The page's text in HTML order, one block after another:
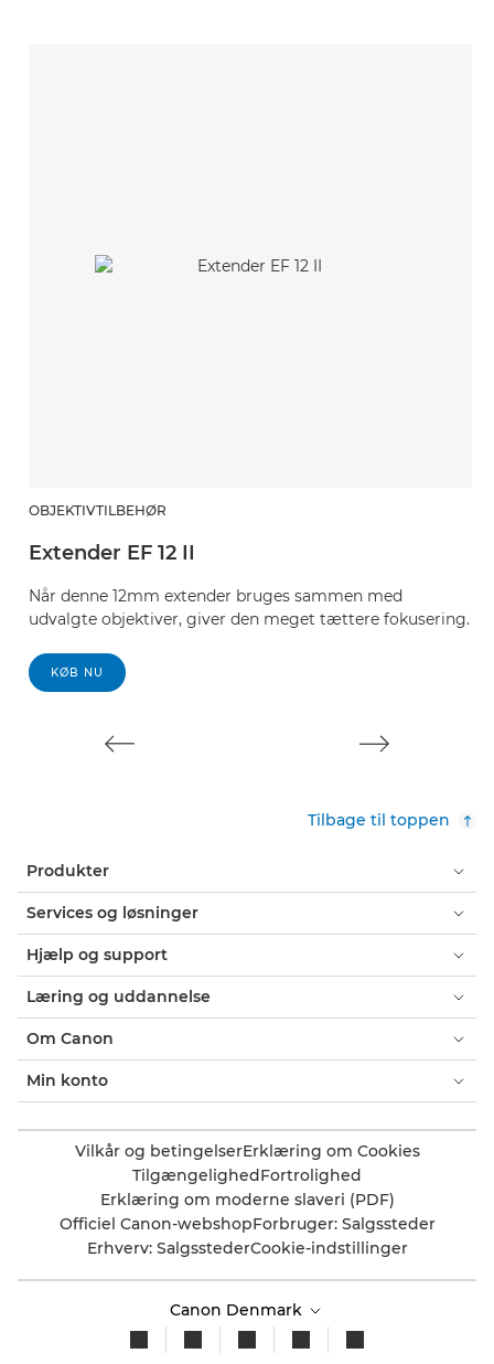
OBJEKTIVTILBEHØR
Extender EF 12 II
Når denne 12mm extender bruges sammen med
udvalgte objektiver, giver den meget tættere fokusering.
KØB NU
Tilbage til toppen
Produkter
Services og løsninger
Hjælp og support
Læring og uddannelse
Om Canon
Min konto
Vilkår og betingelserErklæring om Cookies
TilgængelighedFortrolighed
Erklæring om moderne slaveri (PDF)
Officiel Canon-webshopForbruger: Salgssteder
Erhverv: SalgsstederCookie-indstillinger
Canon Denmark